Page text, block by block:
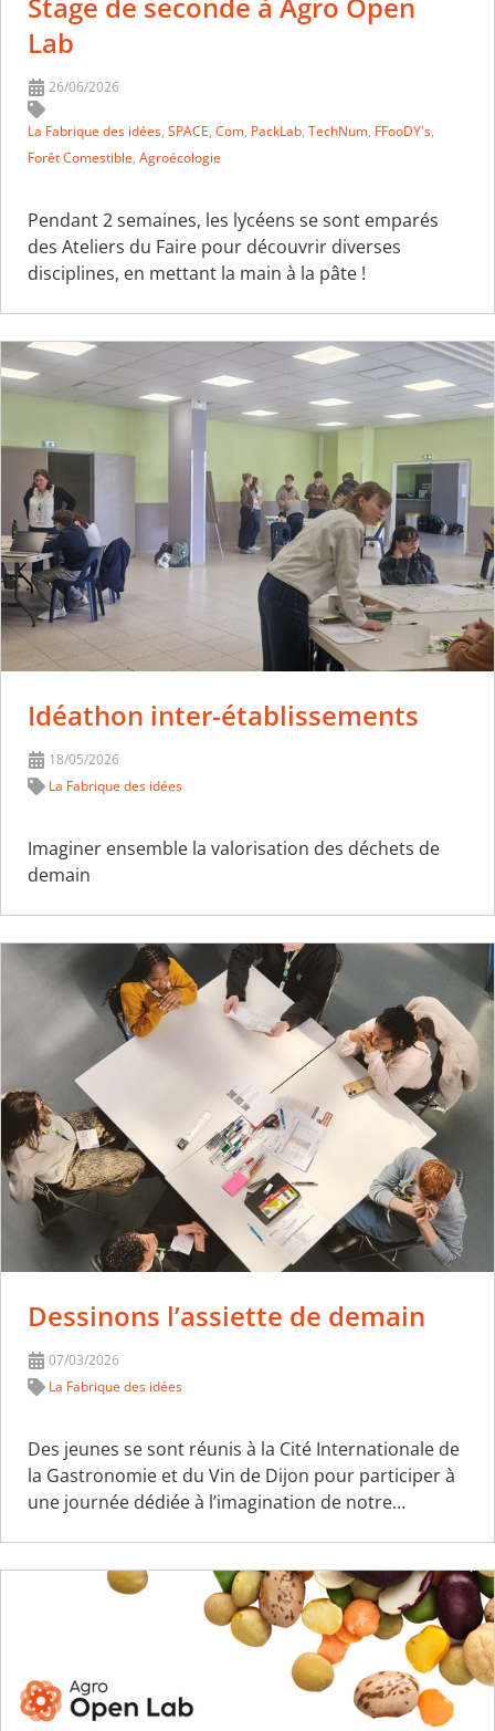
Stage de seconde à Agro Open
Lab
26/06/2026
La Fabrique des idées, SPACE, Com, PackLab, TechNum, FFooDY's,
Forêt Comestible, Agroécologie
Pendant 2 semaines, les lycéens se sont emparés
des Ateliers du Faire pour découvrir diverses
disciplines, en mettant la main à la pâte !
Idéathon inter-établissements
18/05/2026
La Fabrique des idées
Imaginer ensemble la valorisation des déchets de
demain
Dessinons l’assiette de demain
07/03/2026
La Fabrique des idées
Des jeunes se sont réunis à la Cité Internationale de
la Gastronomie et du Vin de Dijon pour participer à
une journée dédiée à l’imagination de notre…